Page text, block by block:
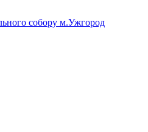
собору м.Ужгород